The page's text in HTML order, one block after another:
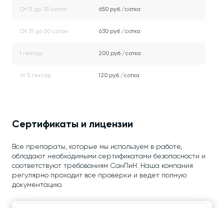
От 11 до 30 соток 650 руб./сотка
От 31 до 50 соток 630 руб./сотка
1 гектар 200 руб./сотка
от 5 гектар 120 руб./сотка
Сертификаты и лицензии
Все препараты, которые мы используем в работе,
обладают необходимыми сертификатами безопасности и
соответствуют требованиям СанПиН. Наша компания
регулярно проходит все проверки и ведет полную
документацию.